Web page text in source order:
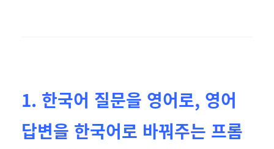
1. 한국어 질문을 영어로, 영어
답변을 한국어로 바꿔주는 프롬